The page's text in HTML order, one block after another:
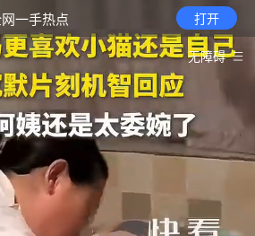
网一手热点 打开
无障碍